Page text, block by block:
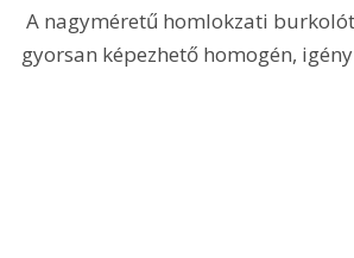
A nagyméretű homlokzati burkolótáblákból is
gyorsan képezhető homogén, igény